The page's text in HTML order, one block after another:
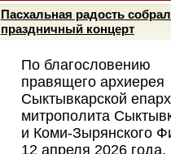
Пасхальная радость
праздничный концерт
По благословению
правящего архиерея
Сыктывкарской
митрополита
и Коми-Зырянского
12 апреля 2026 года,